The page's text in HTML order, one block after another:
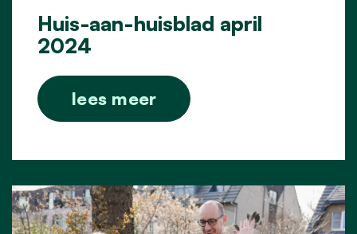
Huis-aan-huisblad april
2024
lees meer